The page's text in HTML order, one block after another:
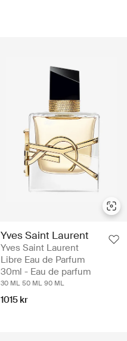
Yves Saint Laurent
Yves Saint Laurent
Libre Eau de Parfum
30ml - Eau de parfum
30 ML 50 ML 90 ML
1015 kr